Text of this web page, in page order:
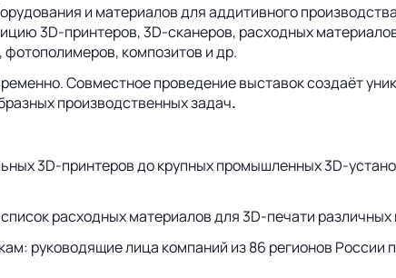
и материалов для аддитивного
3D-принтеров, 3D-сканеров, расходных
композитов и др.
Совместное проведение выставок создаёт
производственных задач.
3D-принтеров до крупных промышленных 3D-
расходных материалов для 3D-печати
руководящие лица компаний из 86 регионов